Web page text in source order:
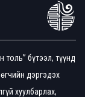
бүтээл, түүнд
дэргэдэх
хуулбарлах,